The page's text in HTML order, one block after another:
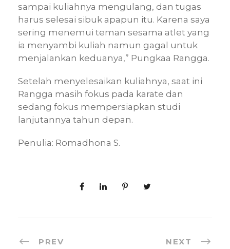
sampai kuliahnya mengulang, dan tugas
harus selesai sibuk apapun itu. Karena saya
sering menemui teman sesama atlet yang
ia menyambi kuliah namun gagal untuk
menjalankan keduanya,” Pungkaa Rangga.
Setelah menyelesaikan kuliahnya, saat ini
Rangga masih fokus pada karate dan
sedang fokus mempersiapkan studi
lanjutannya tahun depan.
Penulia: Romadhona S.
PREV NEXT